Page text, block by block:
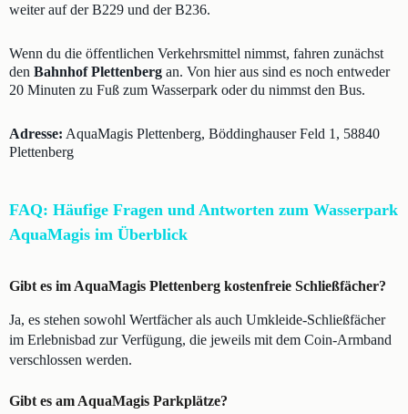
weiter auf der B229 und der B236.
Wenn du die öffentlichen Verkehrsmittel nimmst, fahren zunächst
den Bahnhof Plettenberg an. Von hier aus sind es noch entweder
20 Minuten zu Fuß zum Wasserpark oder du nimmst den Bus.
Adresse: AquaMagis Plettenberg, Böddinghauser Feld 1, 58840
Plettenberg
FAQ: Häufige Fragen und Antworten zum Wasserpark
AquaMagis im Überblick
Gibt es im AquaMagis Plettenberg kostenfreie Schließfächer?
Ja, es stehen sowohl Wertfächer als auch Umkleide-Schließfächer
im Erlebnisbad zur Verfügung, die jeweils mit dem Coin-Armband
verschlossen werden.
Gibt es am AquaMagis Parkplätze?